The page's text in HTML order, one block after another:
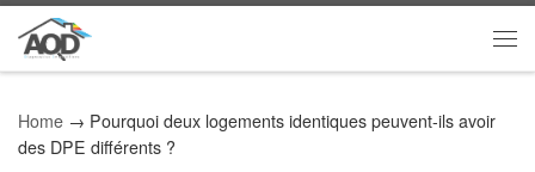
Skip to content
Home → Pourquoi deux logements identiques peuvent-ils avoir
des DPE différents ?